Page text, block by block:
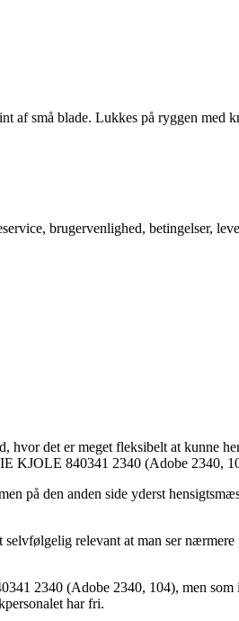
af små blade. Lukkes på ryggen med
brugervenlighed, betingelser,
hvor det er meget fleksibelt at kunne
KJOLE 840341 2340 (Adobe 2340,
på den anden side yderst
relevant at man ser nærmere
2340 (Adobe 2340, 104), men som
har fri.